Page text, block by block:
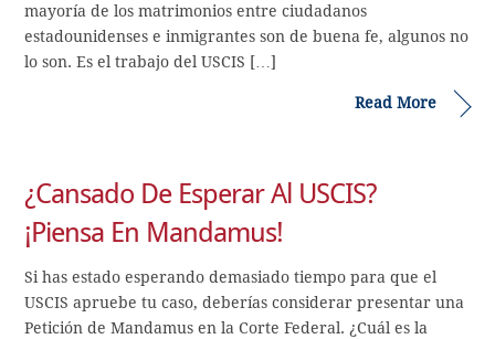
mayoría de los matrimonios entre ciudadanos
estadounidenses e inmigrantes son de buena fe, algunos no
lo son. Es el trabajo del USCIS […]
Read More
¿Cansado De Esperar Al USCIS?
¡Piensa En Mandamus!
Si has estado esperando demasiado tiempo para que el
USCIS apruebe tu caso, deberías considerar presentar una
Petición de Mandamus en la Corte Federal. ¿Cuál es la